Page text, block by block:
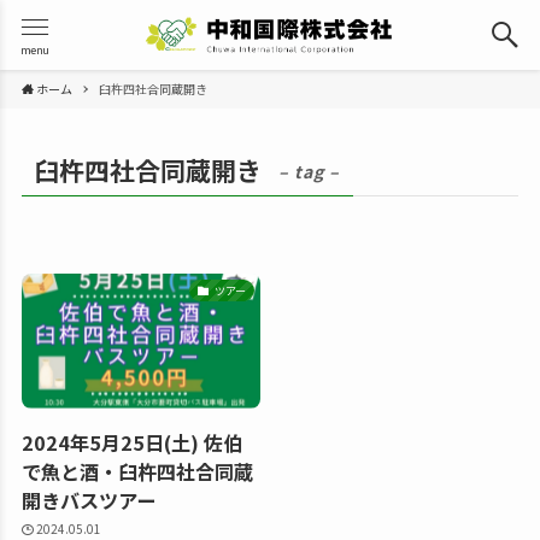
menu
ホーム 臼杵四社合同蔵開き
臼杵四社合同蔵開き – tag –
ツアー
2024年5月25日(土) 佐伯
で魚と酒・臼杵四社合同蔵
開きバスツアー
2024.05.01